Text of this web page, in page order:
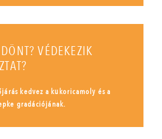
VÉDEKEZIK
kedvez a kukoricamoly és a
gradációjának.